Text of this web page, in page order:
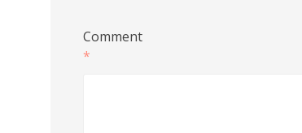
Comment
*